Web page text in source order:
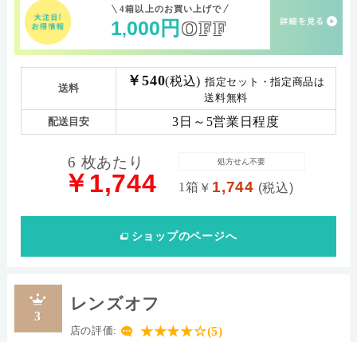
4箱以上のお買い上げで
1,000 円 OFF
送料 ￥540(税込) 指定セット・指定商品は
送料無料
配送目安 3日～5営業日程度
6 枚あたり
￥1,744 1箱 ￥ 1,744 (税込)
処方せん不要
ショップのページへ
3
レンズオフ
店の評価: ★★★★☆(5)